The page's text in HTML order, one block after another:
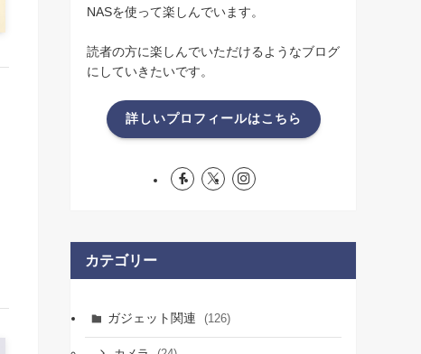
NASを使って楽しんでいます。
読者の方に楽しんでいただけるようなブログ
にしていきたいです。
詳しいプロフィールはこちら
カテゴリー
ガジェット関連 (126)